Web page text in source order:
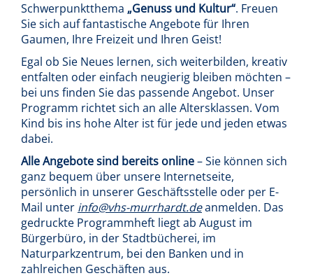
Schwerpunktthema „Genuss und Kultur“. Freuen
Sie sich auf fantastische Angebote für Ihren
Gaumen, Ihre Freizeit und Ihren Geist!
Egal ob Sie Neues lernen, sich weiterbilden, kreativ
entfalten oder einfach neugierig bleiben möchten –
bei uns finden Sie das passende Angebot. Unser
Programm richtet sich an alle Altersklassen. Vom
Kind bis ins hohe Alter ist für jede und jeden etwas
dabei.
Alle Angebote sind bereits online– Sie können sich
ganz bequem über unsere Internetseite,
persönlich in unserer Geschäftsstelle oder per E-
Mail unter info@vhs-murrhardt.deanmelden. Das
gedruckte Programmheft liegt ab August im
Bürgerbüro, in der Stadtbücherei, im
Naturparkzentrum, bei den Banken und in
zahlreichen Geschäften aus.